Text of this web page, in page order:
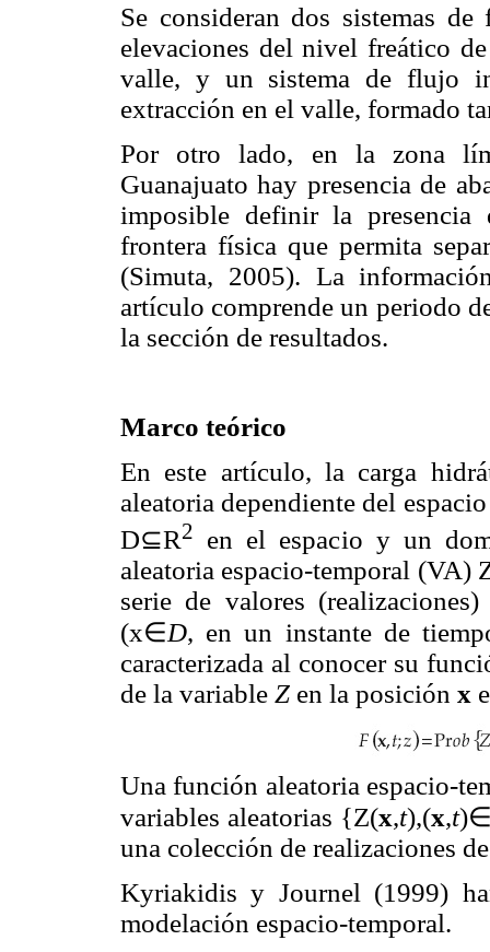
Se consideran dos sistemas
elevaciones del nivel freático
valle, y un sistema de flujo
extracción en el valle, formado
Por otro lado, en la zona
Guanajuato hay presencia de
imposible definir la presencia
frontera física que permita
(Simuta, 2005). La
artículo comprende un periodo
la sección de resultados.
Marco teórico
En este artículo, la carga
aleatoria dependiente del
D⊆R2
en el espacio y un
aleatoria espacio-temporal (VA)
serie de valores
(x∈D, en un instante de
caracterizada al conocer su
de la variable Z en la posición x
Una función aleatoria espacio-
variables aleatorias {Z(x,t),(x,t
una colección de realizaciones
Kyriakidis y Journel (1999)
modelación espacio-temporal.